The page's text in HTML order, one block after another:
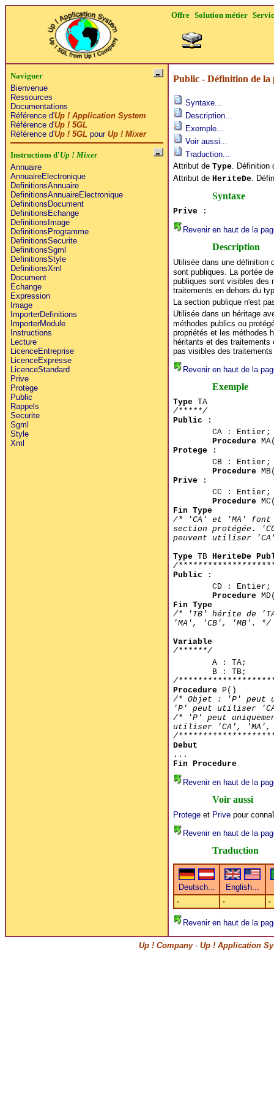
Offre Solution métier
Naviguer
Bienvenue
Ressources
Documentations
Référence d'Up ! Application System
Référence d'Up ! 5GL
Référence d'Up ! 5GL pour Up ! Mixer
Instructions d'Up ! Mixer
Annuaire
AnnuaireElectronique
DefinitionsAnnuaire
DefinitionsAnnuaireElectronique
DefinitionsDocument
DefinitionsEchange
DefinitionsImage
DefinitionsProgramme
DefinitionsSecurite
DefinitionsSgml
DefinitionsStyle
DefinitionsXml
Document
Echange
Expression
Image
ImporterDefinitions
ImporterModule
Instructions
Lecture
LicenceEntreprise
LicenceExpresse
LicenceStandard
Prive
Protege
Public
Rappels
Securite
Sgml
Style
Xml
Public - Définition de
Syntaxe...
Description...
Exemple...
Voir aussi...
Traduction...
Attribut de Type. Définition
Attribut de HeriteDe.
Syntaxe
Prive:
Revenir en haut de la
Description
Utilisée dans une définition
sont publiques. La portée
publiques sont visibles des
traitements en dehors du
La section publique n'est
Utilisée dans un héritage
méthodes publics ou
propriétés et les méthodes
héritants et des traitements
pas visibles des
Revenir en haut de la
Exemple
TypeTA
/*****/
Public :
CA : Entier;
Procedure
Protege:
CB : Entier;
Procedure
Prive:
CC : Entier;
Procedure
Fin Type
/* 'CA' et 'MA' font
section protégée.
peuvent utiliser
TypeTB HeriteDe
/
Public :
CD : Entier;
Procedure
Fin Type
/* 'TB' hérite de
'MA', 'CB', 'MB'. */
Variable
/******/
A : TA;
B : TB;
/
ProcedureP()
/* Objet : 'P' peut
'P' peut utiliser
/* 'P' peut
utiliser 'CA', 'MA',
/
Debut
...
Fin Procedure
Revenir en haut de la
Voir aussi
Protegeet Privepour
Revenir en haut de la
Traduction
- - -
Revenir en haut de la
Up ! Company- Up ! Application